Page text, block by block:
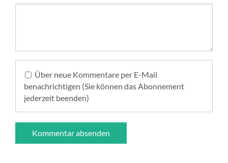
Über neue Kommentare per E-Mail
benachrichtigen (Sie können das Abonnement
jederzeit beenden)
Kommentar absenden